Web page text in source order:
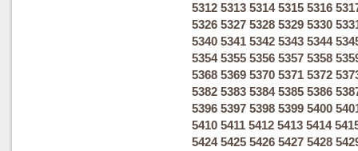
5312 5313 5314 5315 5316
5326 5327 5328 5329 5330
5340 5341 5342 5343 5344
5354 5355 5356 5357 5358
5368 5369 5370 5371 5372
5382 5383 5384 5385 5386
5396 5397 5398 5399 5400
5410 5411 5412 5413 5414
5424 5425 5426 5427 5428